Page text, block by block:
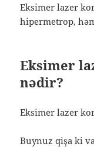
Eksimer lazer
hipermetrop,
Eksimer
nədir?
Eksimer lazer
Buynuz qişa ki